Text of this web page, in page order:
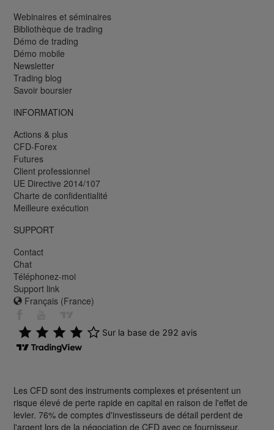
Webinaires et séminaires
Bibliothèque de trading
Démo de trading
Démo mobile
Newsletter
Trading blog
Savoir boursier
INFORMATION
Actions & plus
CFD-Forex
Futures
Client professionnel
UE Directive 2014/107
Charte de confidentialité
Meilleure exécution
SUPPORT
Contact
Chat
Téléphonez-moi
Support link
Français (France)
Les CFD sont des instruments complexes et présentent un
risque élevé de perte rapide en capital en raison de l'effet de
levier. 76% de comptes d'investisseurs de détail perdent de
l'argent lors de la négociation de CFD avec ce fournisseur.